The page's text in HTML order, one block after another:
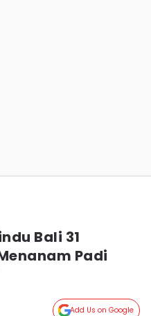
Bali 31
Padi
Add Us on Google